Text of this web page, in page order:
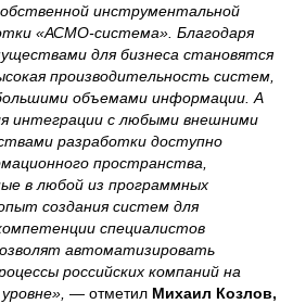
инструментальной
«АСМО-система». Благодаря
для бизнеса становятся
производительность систем,
объемами информации. А
интеграции с любыми внешними
разработки доступно
пространства,
в любой из программных
создания систем для
специалистов
автоматизировать
российских компаний на
— отметил Михаил Козлов,